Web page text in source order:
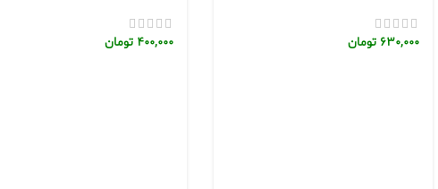
630,000 تومان 400,000 تومان